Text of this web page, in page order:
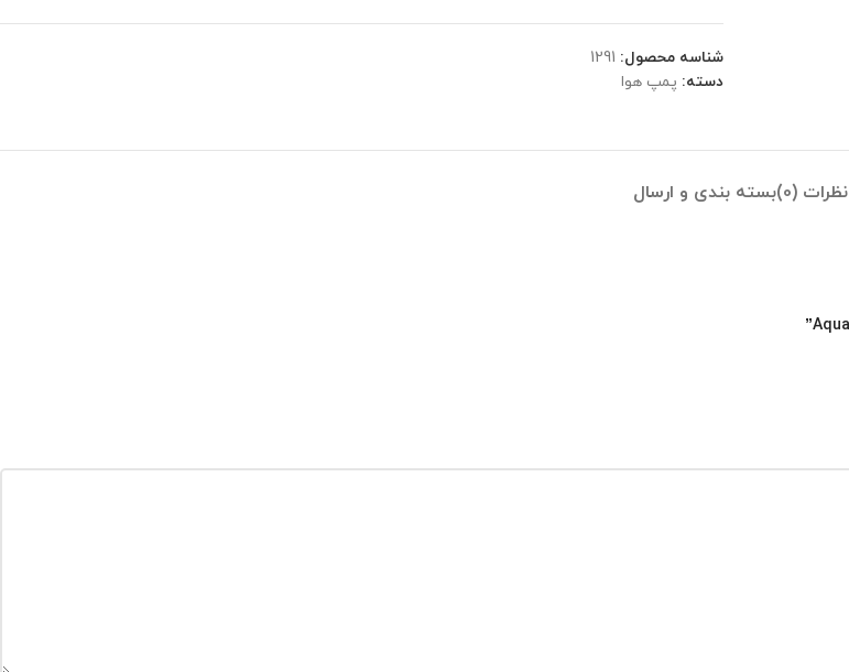
شناسه محصول: 1291
دسته: پمپ هوا
نظرات (0) بسته بندی و ارسال